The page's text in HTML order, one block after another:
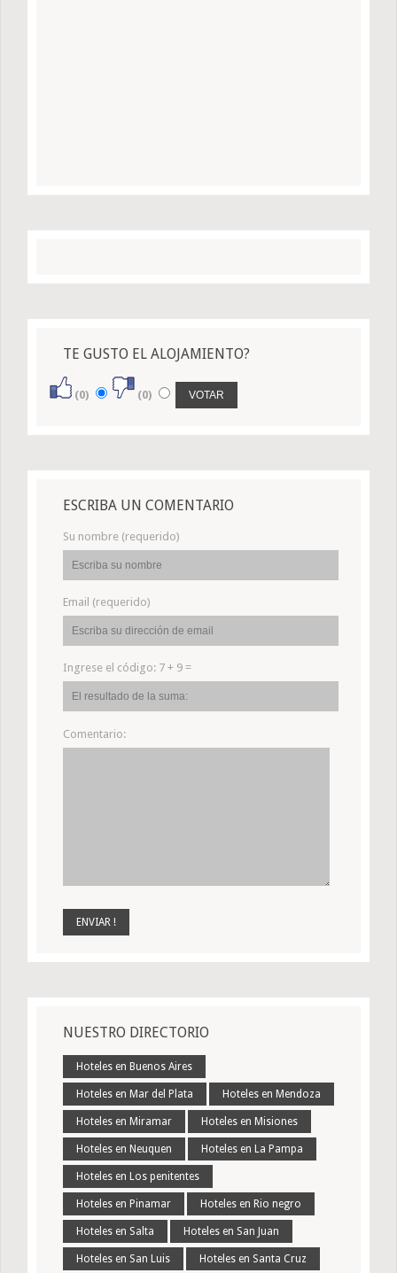
TE GUSTO EL ALOJAMIENTO?
(0) (0)
ESCRIBA UN COMENTARIO
Su nombre (requerido)
Email (requerido)
Ingrese el código: 7 + 9 =
Comentario:
NUESTRO DIRECTORIO
Hoteles en Buenos Aires
Hoteles en Mar del Plata Hoteles en Mendoza
Hoteles en Miramar Hoteles en Misiones
Hoteles en Neuquen Hoteles en La Pampa
Hoteles en Los penitentes
Hoteles en Pinamar Hoteles en Rio negro
Hoteles en Salta Hoteles en San Juan
Hoteles en San Luis Hoteles en Santa Cruz